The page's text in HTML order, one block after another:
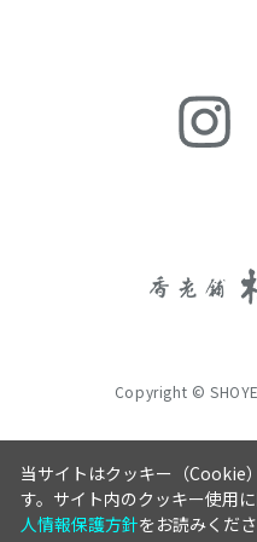
Copyright ©
当サイトはクッキー（Cookie
す。サイト内のクッキー使用に
人情報保護方針をお読みくださ